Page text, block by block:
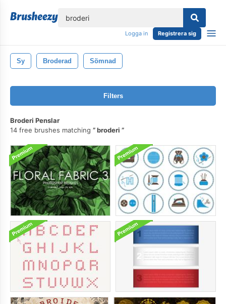
Logga in Registrera sig
Sy Broderad Sömnad
Filters
Broderi Penslar
14 free brushes matching
broderi